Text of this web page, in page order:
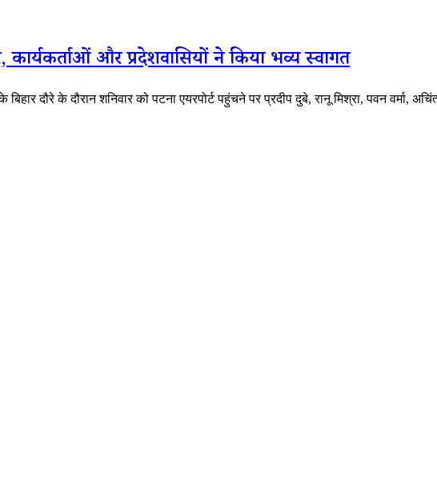
कार्यकर्ताओं और प्रदेशवासियों ने किया भव्य स्वागत
दौरे के दौरान शनिवार को पटना एयरपोर्ट पहुंचने पर प्रदीप दुबे, रानू मिश्रा, पवन वर्मा,